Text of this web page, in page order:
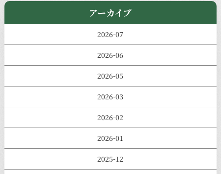
アーカイブ
2026-07
2026-06
2026-05
2026-03
2026-02
2026-01
2025-12